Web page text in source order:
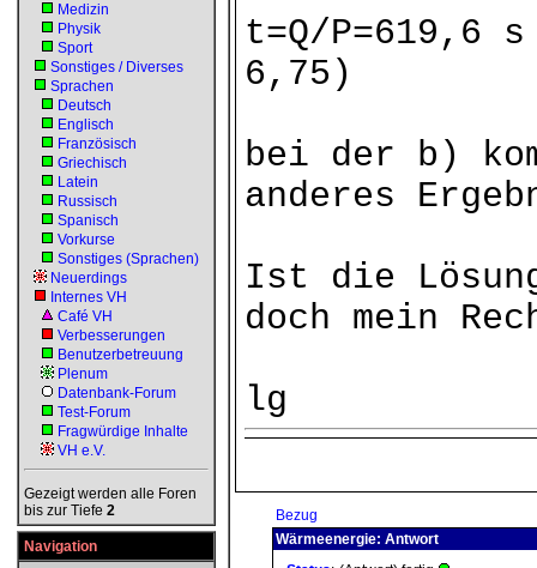
Medizin
Physik
Sport
Sonstiges / Diverses
Sprachen
Deutsch
Englisch
Französisch
Griechisch
Latein
Russisch
Spanisch
Vorkurse
Sonstiges (Sprachen)
Neuerdings
Internes VH
Café VH
Verbesserungen
Benutzerbetreuung
Plenum
Datenbank-Forum
Test-Forum
Fragwürdige Inhalte
VH e.V.
Gezeigt werden alle Foren
bis zur Tiefe 2
Navigation
t=Q/P=619,6
6,75)
bei der b)
anderes
Ist die
doch mein
lg
Bezug
Wärmeenergie: Antwort